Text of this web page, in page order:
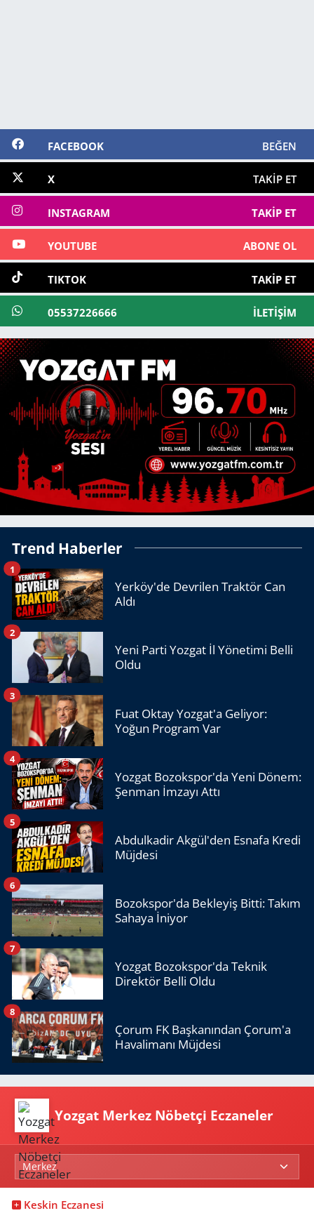
FACEBOOK BEĞEN
X TAKIP ET
INSTAGRAM TAKIP ET
YOUTUBE ABONE OL
TIKTOK TAKIP ET
05537226666 İLETIŞIM
Trend Haberler
Yerköy'de Devrilen Traktör Can
Aldı
1
Yeni Parti Yozgat İl Yönetimi Belli
Oldu
2
Fuat Oktay Yozgat'a Geliyor:
Yoğun Program Var
3
Yozgat Bozokspor'da Yeni Dönem:
Şenman İmzayı Attı
4
Abdulkadir Akgül'den Esnafa Kredi
Müjdesi
5
Bozokspor'da Bekleyiş Bitti: Takım
Sahaya İniyor
6
Yozgat Bozokspor'da Teknik
Direktör Belli Oldu
7
Çorum FK Başkanından Çorum'a
Havalimanı Müjdesi
8
Yozgat Merkez Nöbetçi Eczaneler
Keskin Eczanesi